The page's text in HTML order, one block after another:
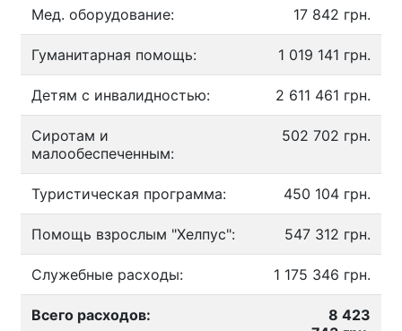
Мед. оборудование: 17 842 грн.
Гуманитарная помощь: 1 019 141 грн.
Детям с инвалидностью: 2 611 461 грн.
Сиротам и
малообеспеченным:
502 702 грн.
Туристическая программа: 450 104 грн.
Помощь взрослым "Хелпус": 547 312 грн.
Служебные расходы: 1 175 346 грн.
Всего расходов:
8 423